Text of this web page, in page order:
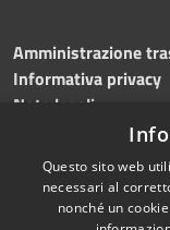
Amministrazione
Informativa privacy
Note legali
Dichiarazione di
Questo sito web
necessari al
nonché un